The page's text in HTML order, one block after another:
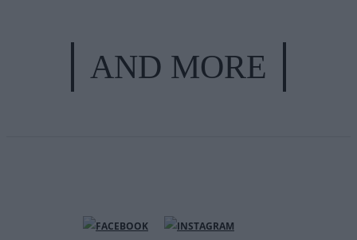
AND MORE